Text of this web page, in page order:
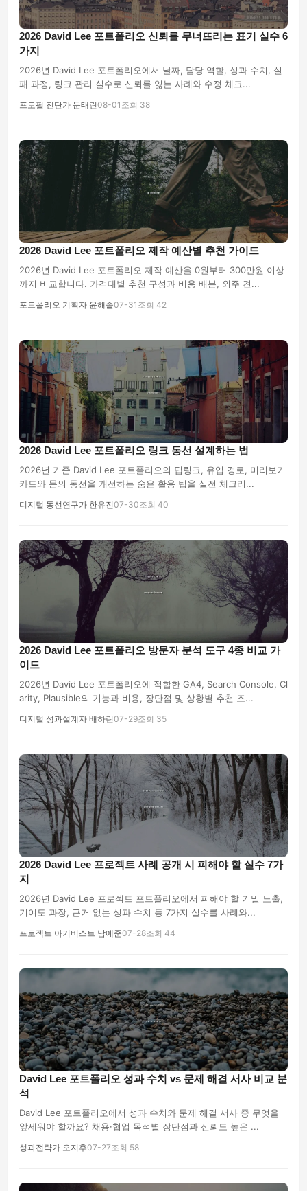
2026 David Lee 포트폴리오 신뢰를 무너뜨리는 표기 실수 6
가지
2026년 David Lee 포트폴리오에서 날짜, 담당 역할, 성과 수치, 실
패 과정, 링크 관리 실수로 신뢰를 잃는 사례와 수정 체크...
프로필 진단가 문태린08-01 조회 38
2026 David Lee 포트폴리오 제작 예산별 추천 가이드
2026년 David Lee 포트폴리오 제작 예산을 0원부터 300만원 이상
까지 비교합니다. 가격대별 추천 구성과 비용 배분, 외주 견...
포트폴리오 기획자 윤해솔07-31 조회 42
2026 David Lee 포트폴리오 링크 동선 설계하는 법
2026년 기준 David Lee 포트폴리오의 딥링크, 유입 경로, 미리보기
카드와 문의 동선을 개선하는 숨은 활용 팁을 실전 체크리...
디지털 동선연구가 한유진07-30조회 40
2026 David Lee 포트폴리오 방문자 분석 도구 4종 비교 가
이드
2026년 David Lee 포트폴리오에 적합한 GA4, Search Console, Cl
arity, Plausible의 기능과 비용, 장단점 및 상황별 추천 조...
디지털 성과설계자 배하린07-29조회 35
2026 David Lee 프로젝트 사례 공개 시 피해야 할 실수 7가
지
2026년 David Lee 프로젝트 포트폴리오에서 피해야 할 기밀 노출,
기여도 과장, 근거 없는 성과 수치 등 7가지 실수를 사례와...
프로젝트 아키비스트 남예준07-28조회 44
David Lee 포트폴리오 성과 수치 vs 문제 해결 서사 비교 분
석
David Lee 포트폴리오에서 성과 수치와 문제 해결 서사 중 무엇을
앞세워야 할까요? 채용·협업 목적별 장단점과 신뢰도 높은 ...
성과전략가 오지후07-27조회 58